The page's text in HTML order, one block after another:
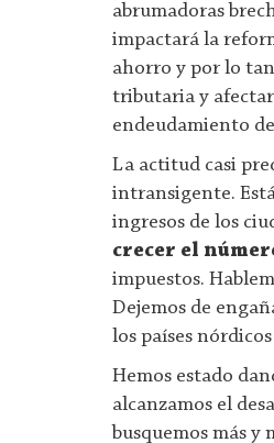
abrumadoras
impactará la
ahorro y por lo
tributaria y afectar
endeudamiento
La actitud casi
intransigente.
ingresos de los
crecer el
impuestos.
Dejemos de
los países
Hemos estado
alcanzamos el
busquemos más y